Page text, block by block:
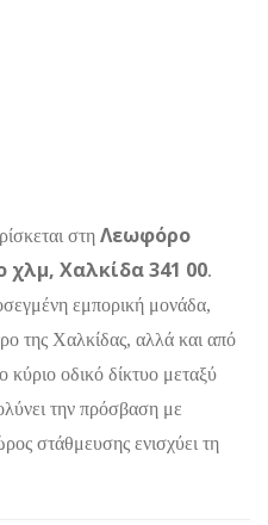
στη Λεωφόρο
χλμ, Χαλκίδα 341 00.
εμπορική μονάδα,
της Χαλκίδας, αλλά και από
οδικό δίκτυο μεταξύ
την πρόσβαση με
στάθμευσης ενισχύει τη